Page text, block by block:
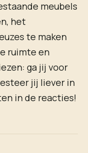
meubels
het
te maken
ruimte en
ga jij voor
jij liever in
in de reacties!